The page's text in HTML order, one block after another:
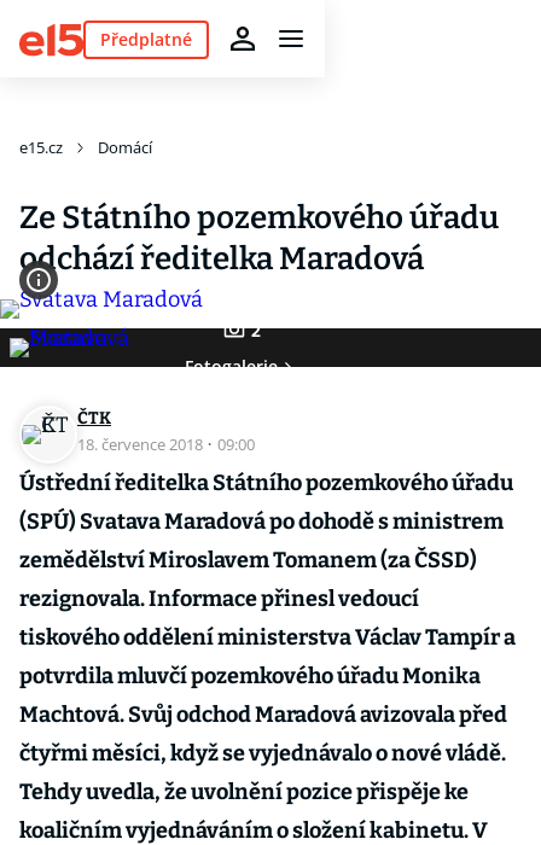
Předplatné
e15.cz Domácí
Ze Státního pozemkového úřadu
odchází ředitelka Maradová
2
Fotogalerie
ČTK
18. července 2018 · 09:00
Ústřední ředitelka Státního pozemkového úřadu
(SPÚ) Svatava Maradová po dohodě s ministrem
zemědělství Miroslavem Tomanem (za ČSSD)
rezignovala. Informace přinesl vedoucí
tiskového oddělení ministerstva Václav Tampír a
potvrdila mluvčí pozemkového úřadu Monika
Machtová. Svůj odchod Maradová avizovala před
čtyřmi měsíci, když se vyjednávalo o nové vládě.
Tehdy uvedla, že uvolnění pozice přispěje ke
koaličním vyjednáváním o složení kabinetu. V